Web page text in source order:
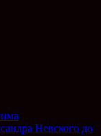
Невского до